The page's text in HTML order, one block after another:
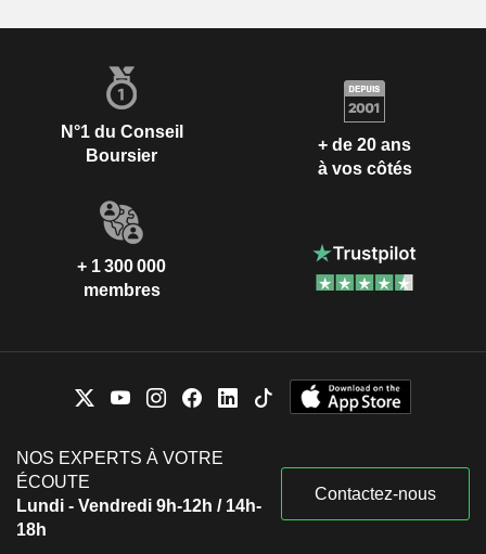
N°1 du Conseil
Boursier
+ de 20 ans
à vos côtés
+ 1 300 000
membres
NOS EXPERTS À VOTRE
ÉCOUTE
Lundi - Vendredi 9h-12h / 14h-
18h
Contactez-nous